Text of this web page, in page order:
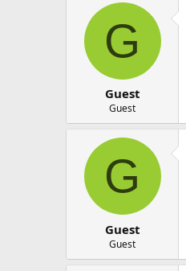
G
Guest
Guest
G
Guest
Guest